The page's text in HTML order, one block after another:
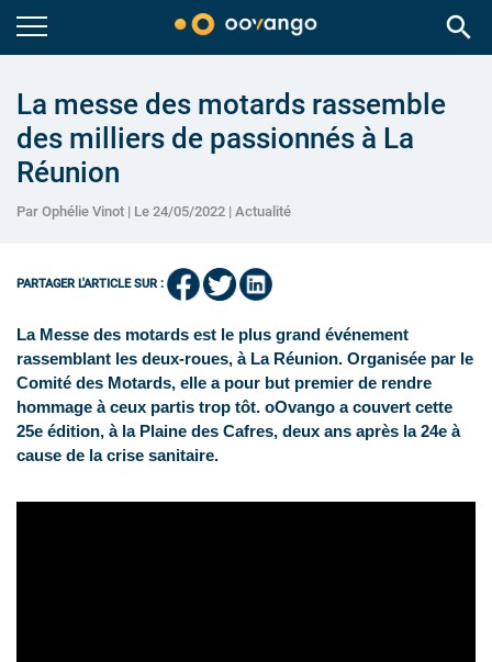
search
La messe des motards rassemble
des milliers de passionnés à La
Réunion
Par Ophélie Vinot | Le 24/05/2022 | Actualité
PARTAGER L'ARTICLE SUR :
La Messe des motards est le plus grand événement
rassemblant les deux-roues, à La Réunion. Organisée par le
Comité des Motards, elle a pour but premier de rendre
hommage à ceux partis trop tôt. oOvango a couvert cette
25e édition, à la Plaine des Cafres, deux ans après la 24e à
cause de la crise sanitaire.